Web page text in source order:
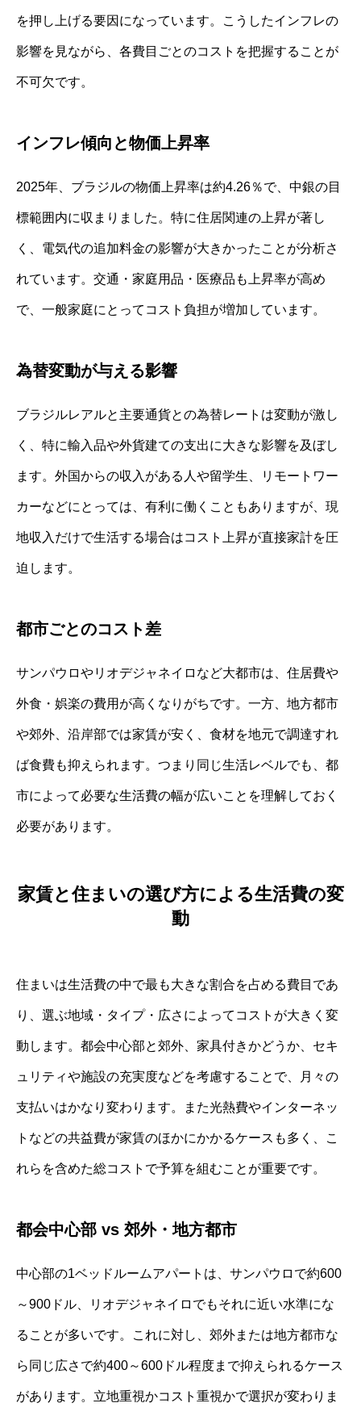
を押し上げる要因になっています。こうしたインフレの
影響を見ながら、各費目ごとのコストを把握することが
不可欠です。
インフレ傾向と物価上昇率
2025年、ブラジルの物価上昇率は約4.26％で、中銀の目
標範囲内に収まりました。特に住居関連の上昇が著し
く、電気代の追加料金の影響が大きかったことが分析さ
れています。交通・家庭用品・医療品も上昇率が高め
で、一般家庭にとってコスト負担が増加しています。
為替変動が与える影響
ブラジルレアルと主要通貨との為替レートは変動が激し
く、特に輸入品や外貨建ての支出に大きな影響を及ぼし
ます。外国からの収入がある人や留学生、リモートワー
カーなどにとっては、有利に働くこともありますが、現
地収入だけで生活する場合はコスト上昇が直接家計を圧
迫します。
都市ごとのコスト差
サンパウロやリオデジャネイロなど大都市は、住居費や
外食・娯楽の費用が高くなりがちです。一方、地方都市
や郊外、沿岸部では家賃が安く、食材を地元で調達すれ
ば食費も抑えられます。つまり同じ生活レベルでも、都
市によって必要な生活費の幅が広いことを理解しておく
必要があります。
家賃と住まいの選び方による生活費の変
動
住まいは生活費の中で最も大きな割合を占める費目であ
り、選ぶ地域・タイプ・広さによってコストが大きく変
動します。都会中心部と郊外、家具付きかどうか、セキ
ュリティや施設の充実度などを考慮することで、月々の
支払いはかなり変わります。また光熱費やインターネッ
トなどの共益費が家賃のほかにかかるケースも多く、こ
れらを含めた総コストで予算を組むことが重要です。
都会中心部 vs 郊外・地方都市
中心部の1ベッドルームアパートは、サンパウロで約600
～900ドル、リオデジャネイロでもそれに近い水準にな
ることが多いです。これに対し、郊外または地方都市な
ら同じ広さで約400～600ドル程度まで抑えられるケース
があります。立地重視かコスト重視かで選択が変わりま